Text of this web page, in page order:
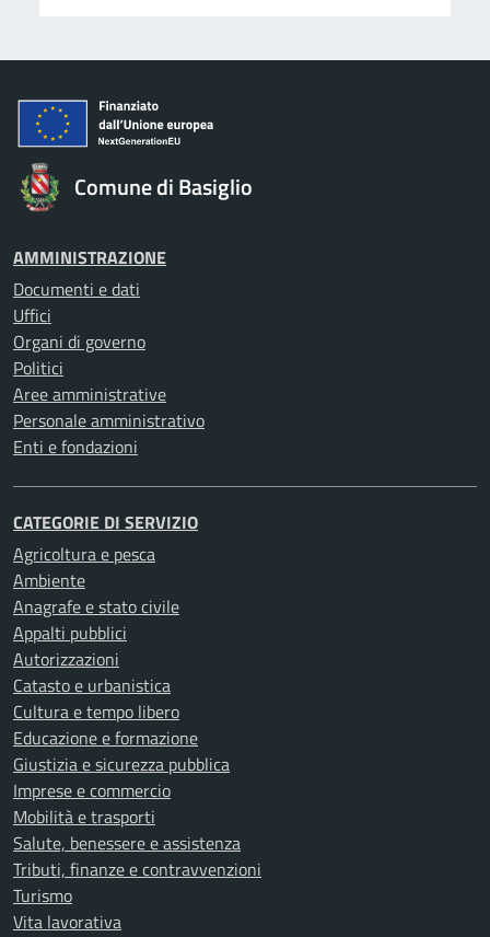
Comune di Basiglio
AMMINISTRAZIONE
Documenti e dati
Uffici
Organi di governo
Politici
Aree amministrative
Personale amministrativo
Enti e fondazioni
CATEGORIE DI SERVIZIO
Agricoltura e pesca
Ambiente
Anagrafe e stato civile
Appalti pubblici
Autorizzazioni
Catasto e urbanistica
Cultura e tempo libero
Educazione e formazione
Giustizia e sicurezza pubblica
Imprese e commercio
Mobilità e trasporti
Salute, benessere e assistenza
Tributi, finanze e contravvenzioni
Turismo
Vita lavorativa